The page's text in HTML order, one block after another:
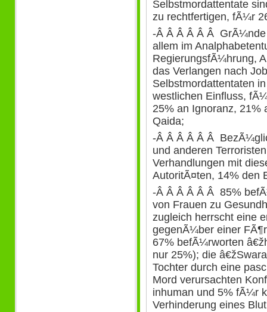
Selbstmordattentate
zu rechtfertigen, fÃ¼r
-Â Â Â Â Â Â GrÃ¼nde
allem im
RegierungsfÃ¼hrung,
das Verlangen nach
Selbstmordattentaten
westlichen Einfluss,
25% an Ignoranz, 21%
Qaida;
-Â Â Â Â Â Â
und anderen
Verhandlungen mit
AutoritÃ¤ten, 14% den
-Â Â Â Â Â Â 85%
von Frauen zu
zugleich herrscht eine
gegenÃ¼ber einer
67% befÃ¼rworten
nur 25%); die
Tochter durch eine
Mord verursachten
inhuman und 5% fÃ¼r
Verhinderung eines